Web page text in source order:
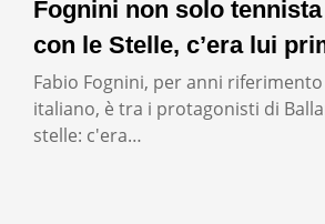
Fognini non solo
con le Stelle, c’era lui
Fabio Fognini, per anni
italiano, è tra i protagonisti di
stelle: c'era…